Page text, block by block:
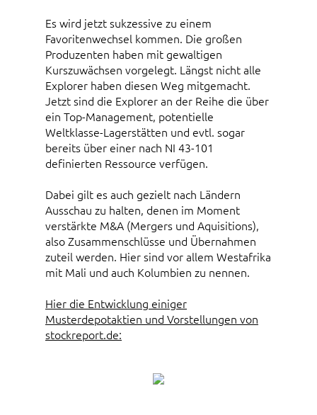
Es wird jetzt sukzessive zu einem
Favoritenwechsel kommen. Die großen
Produzenten haben mit gewaltigen
Kurszuwächsen vorgelegt. Längst nicht alle
Explorer haben diesen Weg mitgemacht.
Jetzt sind die Explorer an der Reihe die über
ein Top-Management, potentielle
Weltklasse-Lagerstätten und evtl. sogar
bereits über einer nach NI 43-101
definierten Ressource verfügen.
Dabei gilt es auch gezielt nach Ländern
Ausschau zu halten, denen im Moment
verstärkte M&A (Mergers und Aquisitions),
also Zusammenschlüsse und Übernahmen
zuteil werden. Hier sind vor allem Westafrika
mit Mali und auch Kolumbien zu nennen.
Hier die Entwicklung einiger
Musterdepotaktien und Vorstellungen von
stockreport.de: